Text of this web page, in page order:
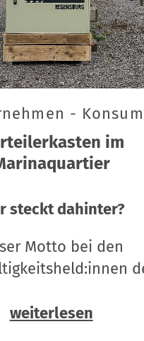
-
im
steckt dahinter?
Motto bei den
weiterlesen